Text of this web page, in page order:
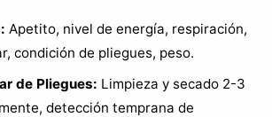
Apetito, nivel de energía, respiración,
condición de pliegues, peso.
de Pliegues: Limpieza y secado 2-3
detección temprana de